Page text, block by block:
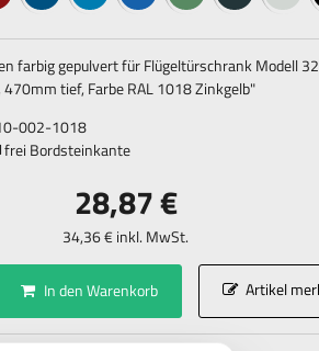
farbig gepulvert für Flügeltürschrank Modell
tief, Farbe RAL 1018 Zinkgelb"
002-1018
frei Bordsteinkante
28,87 €
34,36 € inkl. MwSt.
In den Warenkorb Artikel